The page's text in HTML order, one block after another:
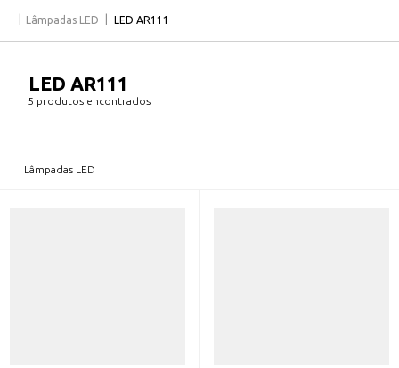
Lâmpadas LED LED AR111
LED AR111
5 produtos encontrados
Lâmpadas LED